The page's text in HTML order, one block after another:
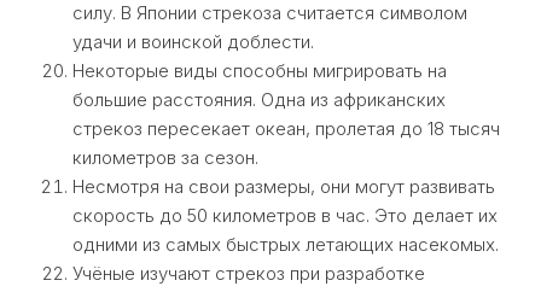
силу. В Японии стрекоза считается символом
удачи и воинской доблести.
Некоторые виды способны мигрировать на
большие расстояния. Одна из африканских
стрекоз пересекает океан, пролетая до 18 тысяч
километров за сезон.
Несмотря на свои размеры, они могут развивать
скорость до 50 километров в час. Это делает их
одними из самых быстрых летающих насекомых.
Учёные изучают стрекоз при разработке